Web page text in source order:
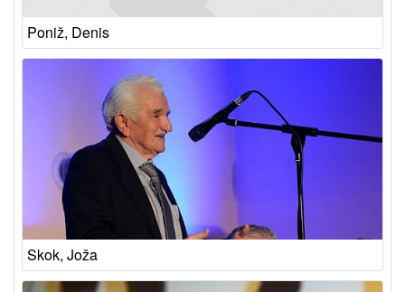
Poniž, Denis
Skok, Joža